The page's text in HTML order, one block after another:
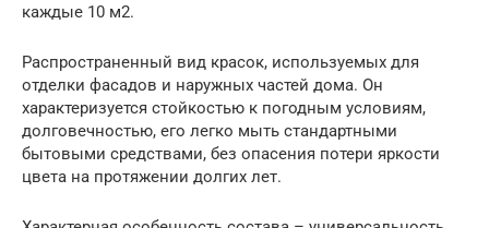
каждые 10 м2.
Распространенный вид красок, используемых для
отделки фасадов и наружных частей дома. Он
характеризуется стойкостью к погодным условиям,
долговечностью, его легко мыть стандартными
бытовыми средствами, без опасения потери яркости
цвета на протяжении долгих лет.